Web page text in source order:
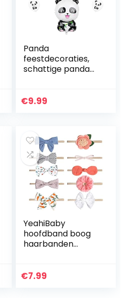
Panda
feestdecoraties,
schattige panda
decoratie, panda,
€9.99
YeahiBaby
hoofdband boog
haarbanden
stretchy haarband
€7.99